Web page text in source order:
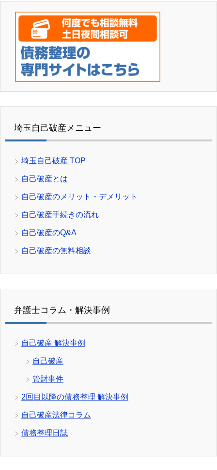
埼玉自己破産メニュー
埼玉自己破産 TOP
自己破産とは
自己破産のメリット・デメリット
自己破産手続きの流れ
自己破産のQ&A
自己破産の無料相談
弁護士コラム・解決事例
自己破産 解決事例
自己破産
管財事件
2回目以降の債務整理 解決事例
自己破産法律コラム
債務整理日誌